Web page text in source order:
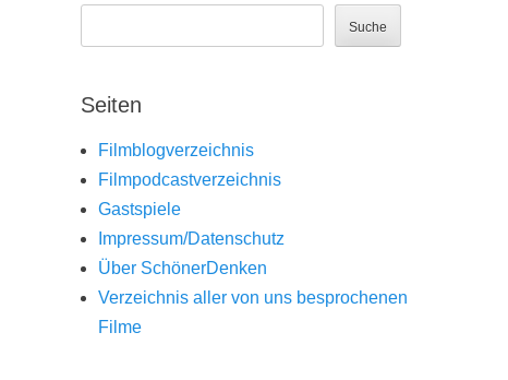
Suche
Seiten
Filmblogverzeichnis
Filmpodcastverzeichnis
Gastspiele
Impressum/Datenschutz
Über SchönerDenken
Verzeichnis aller von uns besprochenen
Filme